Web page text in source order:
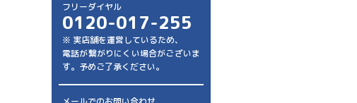
フリーダイヤル
0120-017-255
※ 実店舗を運営しているため、
電話が繋がりにくい場合がございま
す。予めご了承ください。